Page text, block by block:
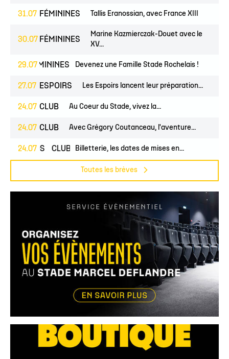
31.07 FÉMININES Tallis Eranossian, avec France XIII
30.07 FÉMININES
Marine Kazmierczak-Douet avec le
XV...
29.07
FÉMININES CLUBDevenez une Famille Stade Rochelais !
27.07 ESPOIRS Les Espoirs lancent leur préparation...
24.07 CLUB Au Coeur du Stade, vivez la...
24.07 CLUB Avec Grégory Coutanceau, l'aventure...
24.07
PROS CLUB Billetterie, les dates de mises en...
Toutes les brèves